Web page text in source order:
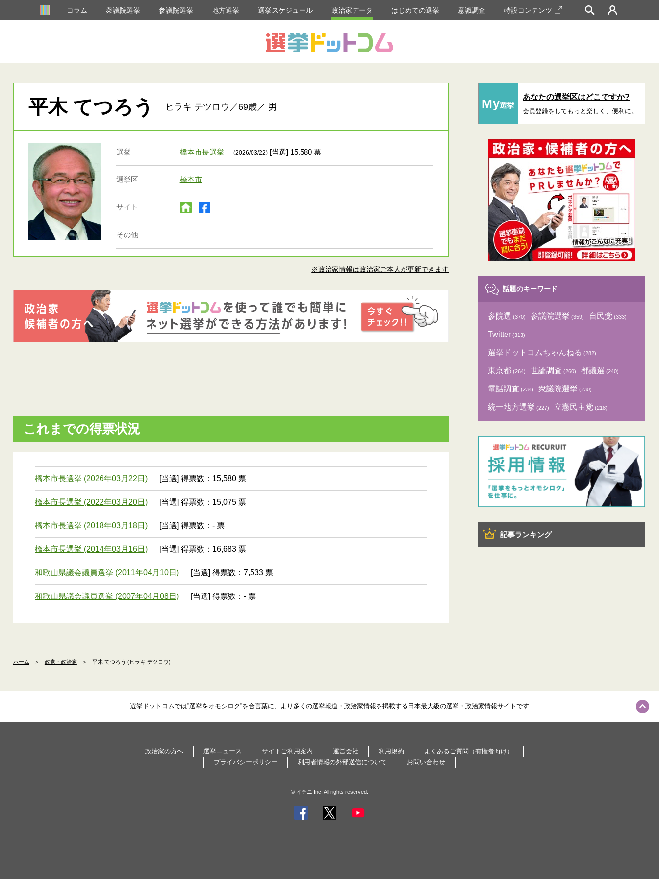
コラム 衆議院選挙 参議院選挙 地方選挙 選挙スケジュール 政治家データ はじめての選挙 意識調査 特設コンテンツ
平木 てつろう ヒラキ テツロウ／69歳／ 男
選挙 橋本市長選挙 (2026/03/22)[当選] 15,580 票
選挙区 橋本市
サイト
その他
※政治家情報は政治家ご本人が更新できます
これまでの得票状況
橋本市長選挙 (2026年03月22日) [当選] 得票数：15,580 票
橋本市長選挙 (2022年03月20日) [当選] 得票数：15,075 票
橋本市長選挙 (2018年03月18日) [当選] 得票数：- 票
橋本市長選挙 (2014年03月16日) [当選] 得票数：16,683 票
和歌山県議会議員選挙 (2011年04月10日) [当選] 得票数：7,533 票
和歌山県議会議員選挙 (2007年04月08日) [当選] 得票数：- 票
My選挙
あなたの選挙区はどこですか?
会員登録をしてもっと楽しく、便利に。
話題のキーワード
参院選 (370) 参議院選挙 (359) 自民党 (333)
Twitter (313)
選挙ドットコムちゃんねる (282)
東京都 (264) 世論調査 (260) 都議選 (240)
電話調査 (234) 衆議院選挙 (230)
統一地方選挙 (227) 立憲民主党 (218)
記事ランキング
ホーム ＞ 政党・政治家 ＞ 平木 てつろう (ヒラキ テツロウ)
選挙ドットコムでは”選挙をオモシロク”を合言葉に、より多くの選挙報道・政治家情報を掲載する日本最大級の選挙・政治家情報サイトです
政治家の方へ 選挙ニュース サイトご利用案内 運営会社 利用規約
よくあるご質問（有権者向け）
プライバシーポリシー
利用者情報の外部送信について お問い合わせ
© イチニ Inc. All rights reserved.